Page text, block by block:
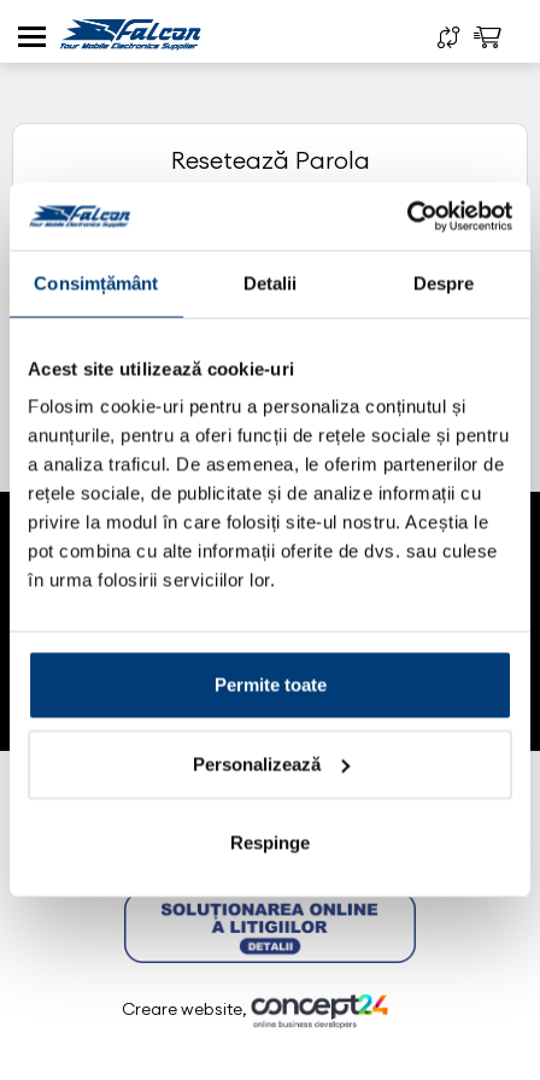
Consimțământ Detalii Despre
Acest site utilizează cookie-uri
Folosim cookie-uri pentru a personaliza conținutul și
anunțurile, pentru a oferi funcții de rețele sociale și pentru
a analiza traficul. De asemenea, le oferim partenerilor de
rețele sociale, de publicitate și de analize informații cu
privire la modul în care folosiți site-ul nostru. Aceștia le
pot combina cu alte informații oferite de dvs. sau culese
în urma folosirii serviciilor lor.
Permite toate
Personalizează
Respinge
Resetează Parola
Compania
Showroom-uri
Companie
Creare website,